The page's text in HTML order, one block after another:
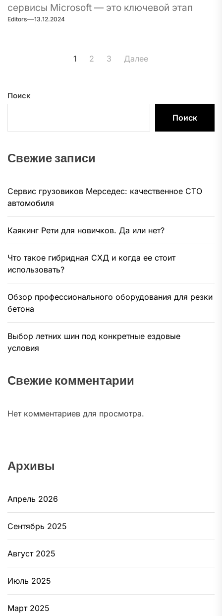
сервисы Microsoft — это ключевой этап
этого...
Editors 13.12.2024
1 2 3 Далее
Поиск
Поиск
Свежие записи
Сервис грузовиков Мерседес: качественное СТО
автомобиля
Каякинг Рети для новичков. Да или нет?
Что такое гибридная СХД и когда ее стоит
использовать?
Обзор профессионального оборудования для резки
бетона
Выбор летних шин под конкретные ездовые
условия
Свежие комментарии
Нет комментариев для просмотра.
Архивы
Апрель 2026
Сентябрь 2025
Август 2025
Июль 2025
Март 2025